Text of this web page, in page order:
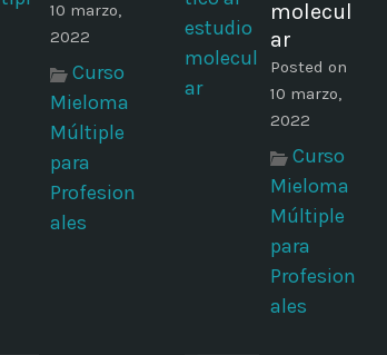
10 marzo,
2022
Curso
Mieloma
Múltiple
para
Profesion
ales
molecul
ar
Posted on
10 marzo,
2022
Curso
Mieloma
Múltiple
para
Profesion
ales